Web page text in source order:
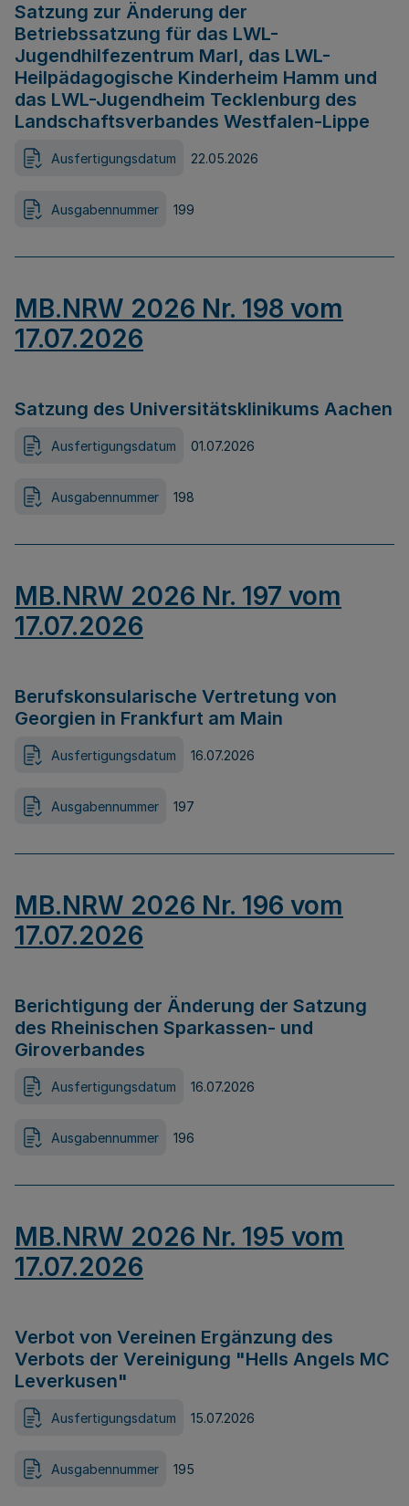
Satzung zur Änderung der
Betriebssatzung für das LWL-
Jugendhilfezentrum Marl, das LWL-
Heilpädagogische Kinderheim Hamm und
das LWL-Jugendheim Tecklenburg des
Landschaftsverbandes Westfalen-Lippe
Ausfertigungsdatum 22.05.2026
Ausgabennummer 199
MB.NRW 2026 Nr. 198 vom
17.07.2026
Satzung des Universitätsklinikums Aachen
Ausfertigungsdatum 01.07.2026
Ausgabennummer 198
MB.NRW 2026 Nr. 197 vom
17.07.2026
Berufskonsularische Vertretung von
Georgien in Frankfurt am Main
Ausfertigungsdatum 16.07.2026
Ausgabennummer 197
MB.NRW 2026 Nr. 196 vom
17.07.2026
Berichtigung der Änderung der Satzung
des Rheinischen Sparkassen- und
Giroverbandes
Ausfertigungsdatum 16.07.2026
Ausgabennummer 196
MB.NRW 2026 Nr. 195 vom
17.07.2026
Verbot von Vereinen Ergänzung des
Verbots der Vereinigung "Hells Angels MC
Leverkusen"
Ausfertigungsdatum 15.07.2026
Ausgabennummer 195